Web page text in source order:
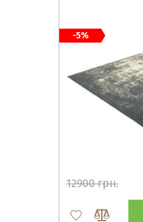
12900 грн.
-5%